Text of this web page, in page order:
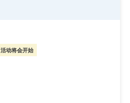
活动将会开始